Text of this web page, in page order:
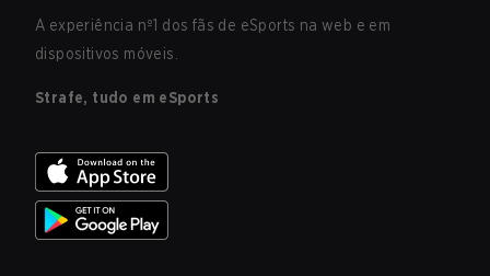
A experiência nº1 dos fãs de eSports na web e em
dispositivos móveis.
Strafe, tudo em eSports